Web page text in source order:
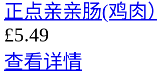
正点亲亲肠(鸡肉）
£5.49
查看详情